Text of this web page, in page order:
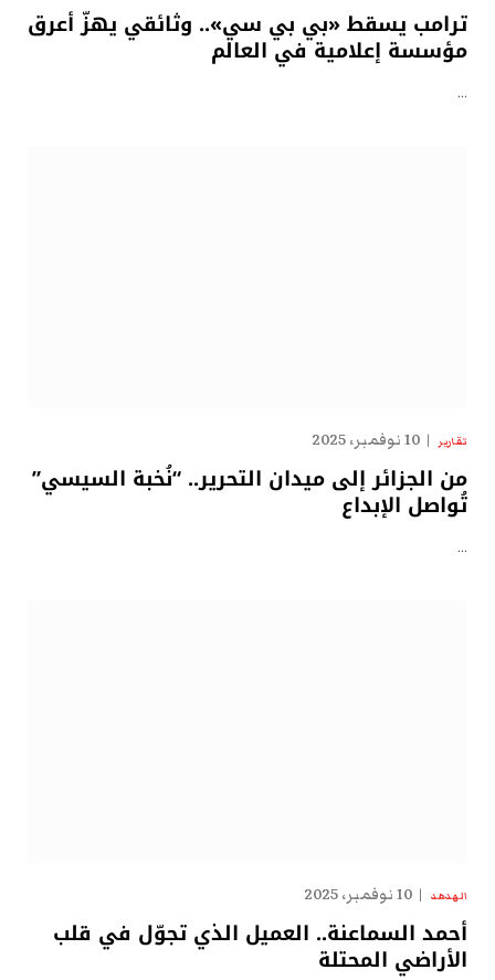
ترامب يسقط «بي بي سي».. وثائقي يهزّ أعرق
مؤسسة إعلامية في العالم
…
تقارير 10 نوفمبر، 2025
من الجزائر إلى ميدان التحرير.. “نُخبة السيسي”
تُواصل الإبداع
…
الهدهد 10 نوفمبر، 2025
أحمد السماعنة.. العميل الذي تجوّل في قلب
الأراضي المحتلة